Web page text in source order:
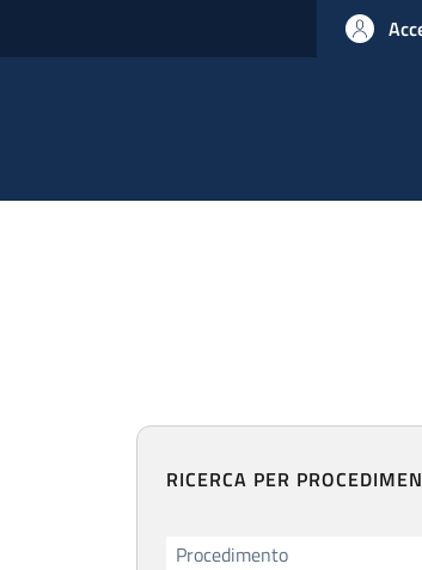
RICERCA PER
Procedimento